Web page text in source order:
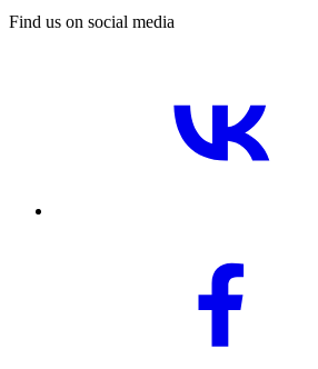
Find us on social media